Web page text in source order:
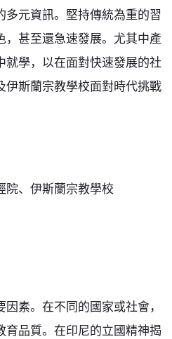
元資訊。堅持傳統為重的習
甚至還急速發展。尤其中產
學，以在面對快速發展的社
伊斯蘭宗教學校面對時代挑戰
院、伊斯蘭宗教學校
素。在不同的國家或社會，
品質。在印尼的立國精神揭